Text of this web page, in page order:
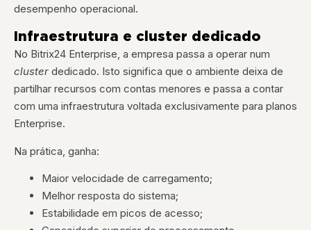
desempenho operacional.
Infraestrutura e cluster dedicado
No Bitrix24 Enterprise, a empresa passa a operar num
cluster dedicado. Isto significa que o ambiente deixa de
partilhar recursos com contas menores e passa a contar
com uma infraestrutura voltada exclusivamente para planos
Enterprise.
Na prática, ganha:
Maior velocidade de carregamento;
Melhor resposta do sistema;
Estabilidade em picos de acesso;